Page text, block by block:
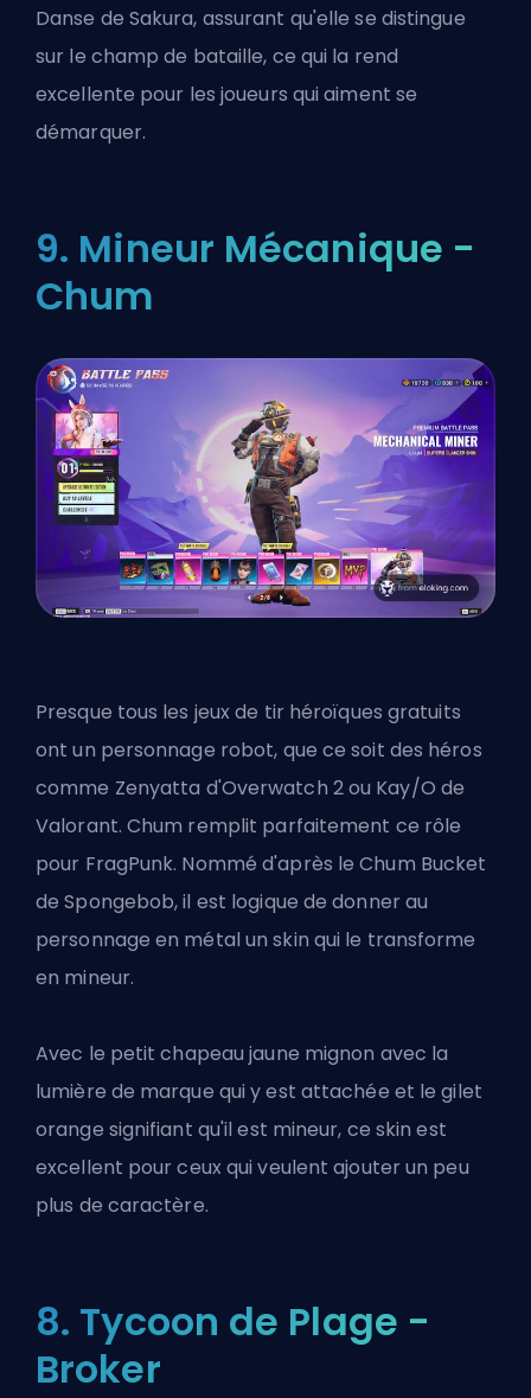
Danse de Sakura, assurant qu'elle se distingue
sur le champ de bataille, ce qui la rend
excellente pour les joueurs qui aiment se
démarquer.
9. Mineur Mécanique -
Chum
Presque tous les jeux de tir héroïques gratuits
ont un personnage robot, que ce soit des héros
comme Zenyatta d'Overwatch 2 ou Kay/O de
Valorant. Chum remplit parfaitement ce rôle
pour FragPunk. Nommé d'après le Chum Bucket
de Spongebob, il est logique de donner au
personnage en métal un skin qui le transforme
en mineur.
Avec le petit chapeau jaune mignon avec la
lumière de marque qui y est attachée et le gilet
orange signifiant qu'il est mineur, ce skin est
excellent pour ceux qui veulent ajouter un peu
plus de caractère.
8. Tycoon de Plage -
Broker